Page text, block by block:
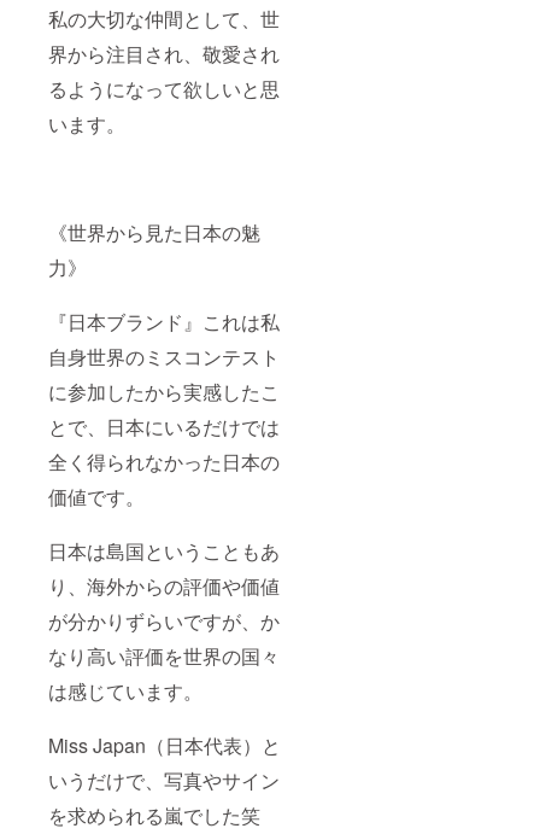
私の大切な仲間として、世
界から注目され、敬愛され
るようになって欲しいと思
います。
《世界から見た日本の魅
力》
『日本ブランド』これは私
自身世界のミスコンテスト
に参加したから実感したこ
とで、日本にいるだけでは
全く得られなかった日本の
価値です。
日本は島国ということもあ
り、海外からの評価や価値
が分かりずらいですが、か
なり高い評価を世界の国々
は感じています。
Miss Japan（日本代表）と
いうだけで、写真やサイン
を求められる嵐でした笑